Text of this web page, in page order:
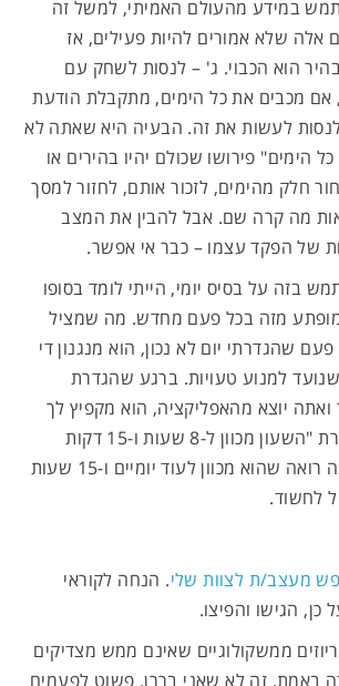
במידע מהעולם האמיתי, למשל זה
אלה שלא אמורים להיות פעילים, אז
הוא הכבוי. ג' – לנסות לשחק עם
אם מכבים את כל הימים, מתקבלת הודעת
לעשות את זה. הבעיה היא שאתה לא
הימים" פירושו שכולם יהיו בהירים או
חלק מהימים, לזכור אותם, לחזור למסך
מה קרה שם. אבל להבין את המצב
של הפקד עצמו – כבר אי אפשר.
בזה על בסיס יומי, הייתי לומד בסופו
מזה בכל פעם מחדש. מה שמציל
שהגדרתי יום לא נכון, הוא מנגנון די
למנוע טעויות. ברגע שהגדרת
יוצא מהאפליקציה, הוא מקפיץ לך
הודעה קטנה שאומרת "השעון מכוון ל-8 שעות ו-15 דקות
מעכשיו". אז אם אתה רואה שהוא מכוון לעוד יומיים ו-15 שעות
לחשוד.
מעצב/ת לצוות שלי. הנחה לקוראי
כן, הגישו והפיצו.
ממשקולוגיים שאינם ממש מצדיקים
באמת, זה לא שאני בררן, פשוט לפעמים